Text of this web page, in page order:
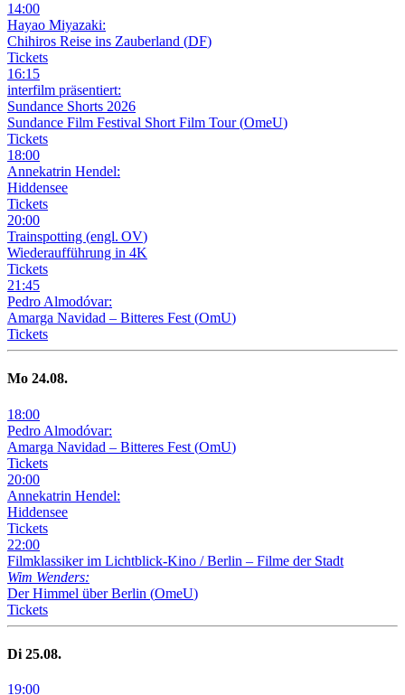
14:00
Hayao Miyazaki:
Chihiros Reise ins Zauberland (DF)
Tickets
16:15
interfilm präsentiert:
Sundance Shorts 2026
Sundance Film Festival Short Film Tour(OmeU)
Tickets
18:00
Annekatrin Hendel:
Hiddensee
Tickets
20:00
Trainspotting (engl. OV)
Wiederaufführung in 4K
Tickets
21 :45
Pedro Almodóvar:
Amarga Navidad – Bitteres Fest (OmU)
Tickets
Mo 24.08.
18:00
Pedro Almodóvar:
Amarga Navidad – Bitteres Fest (OmU)
Tickets
20:00
Annekatrin Hendel:
Hiddensee
Tickets
22:00
Filmklassiker im Lichtblick-Kino /Berlin – Filme der Stadt
Wim Wenders:
Der Himmel über Berlin (OmeU)
Tickets
Di 25.08.
19:00